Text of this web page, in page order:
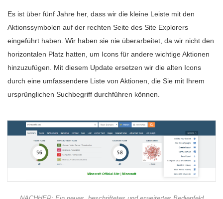
Es ist über fünf Jahre her, dass wir die kleine Leiste mit den
Aktionssymbolen auf der rechten Seite des Site Explorers
eingeführt haben. Wir haben sie nie überarbeitet, da wir nicht den
horizontalen Platz hatten, um Icons für andere wichtige Aktionen
hinzuzufügen. Mit diesem Update ersetzen wir die alten Icons
durch eine umfassendere Liste von Aktionen, die Sie mit Ihrem
ursprünglichen Suchbegriff durchführen können.